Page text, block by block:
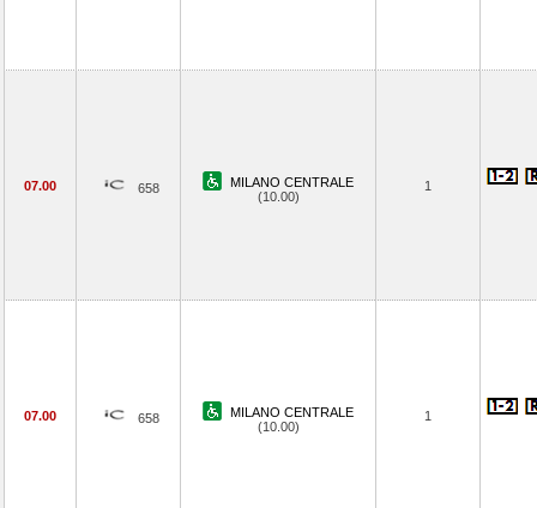
07.00 658
MILANO CENTRALE
(10.00)
1
07.00 658
MILANO CENTRALE
(10.00)
1